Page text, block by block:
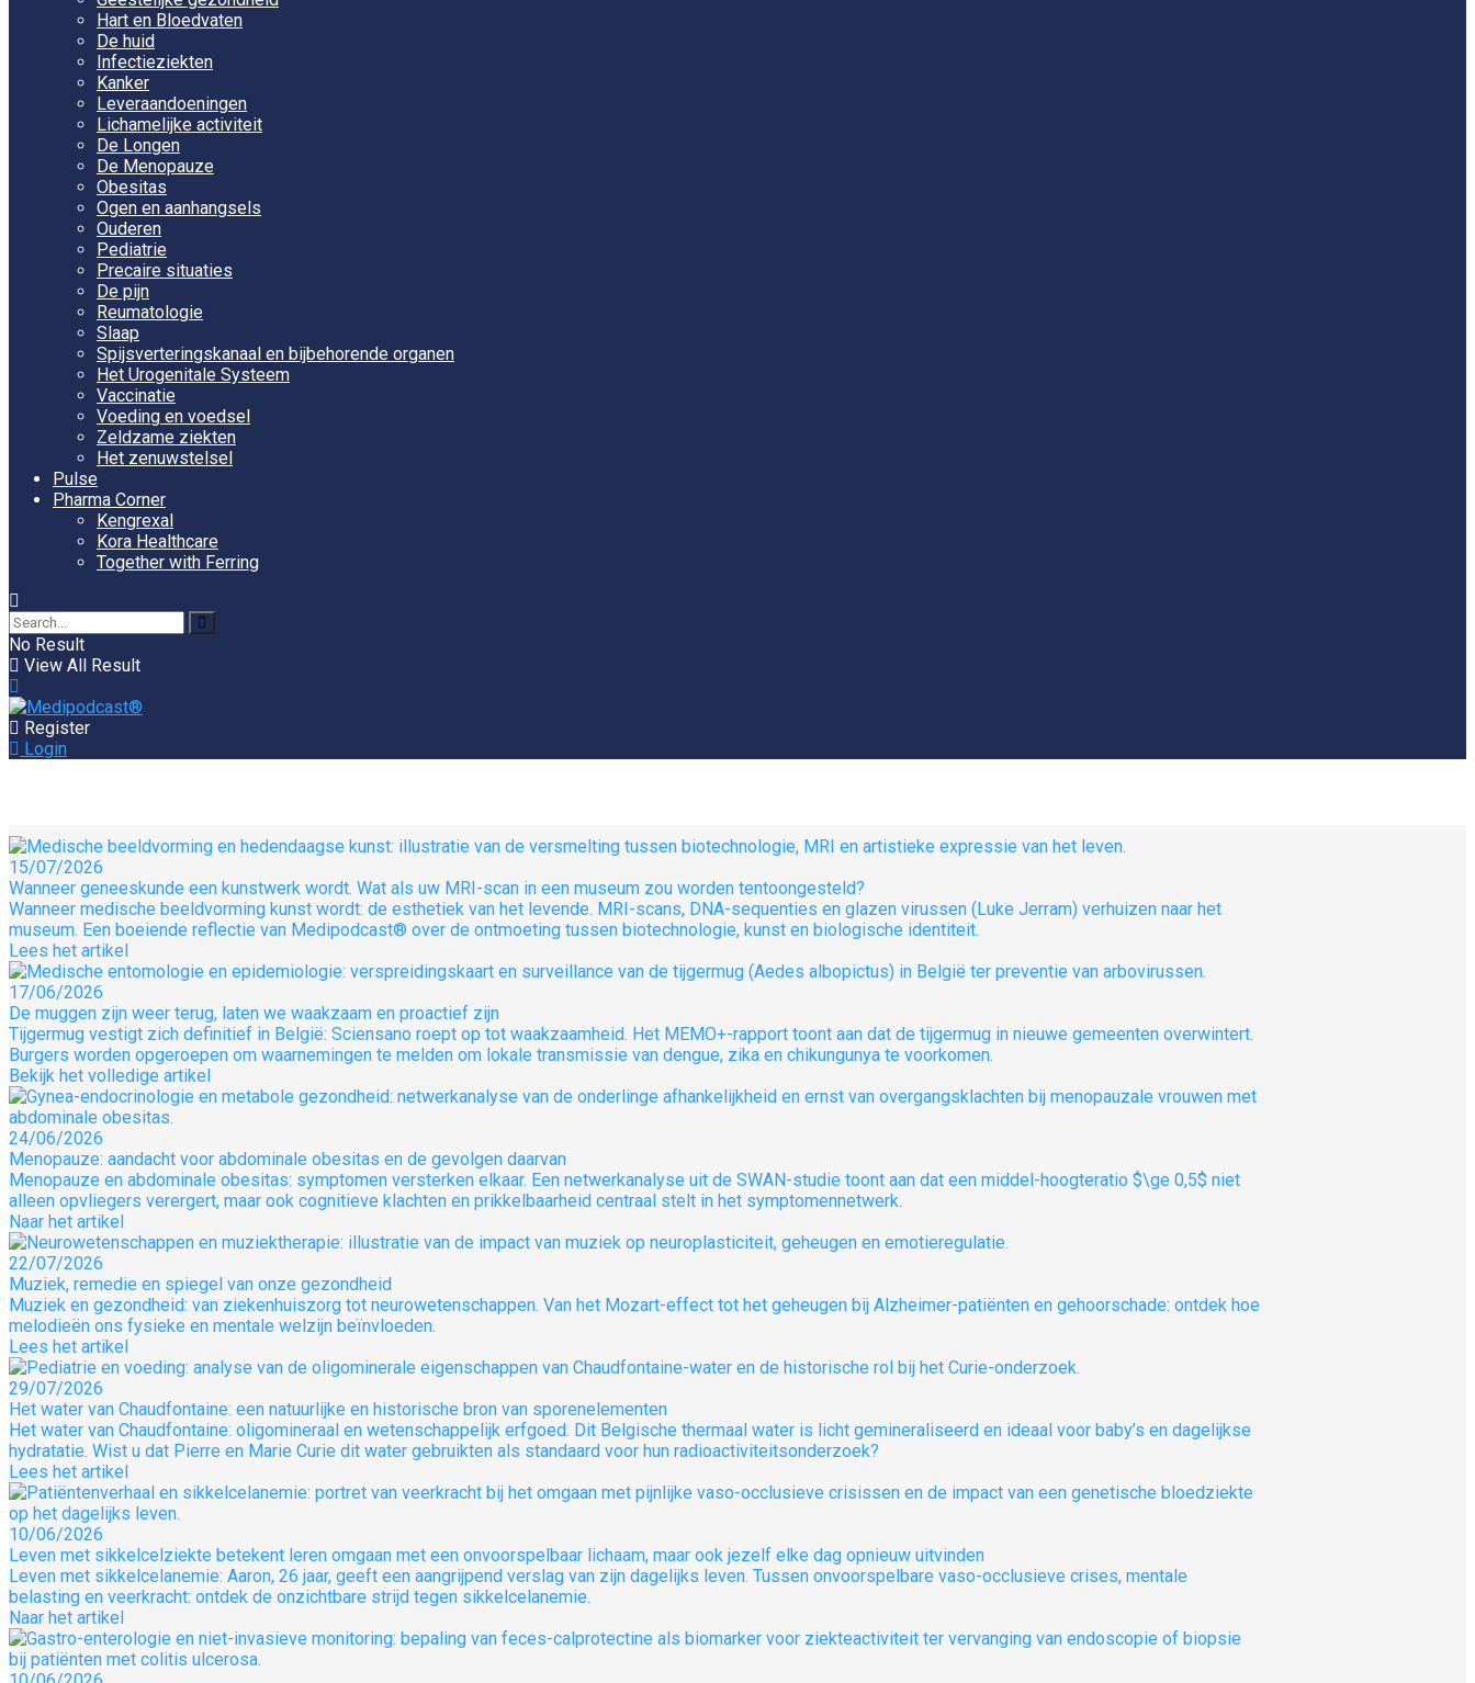
Hart en Bloedvaten
De huid
Infectieziekten
Kanker
Leveraandoeningen
Lichamelijke activiteit
De Longen
De Menopauze
Obesitas
Ogen en aanhangsels
Ouderen
Pediatrie
Precaire situaties
De pijn
Reumatologie
Slaap
Spijsverteringskanaal en bijbehorende organen
Het Urogenitale Systeem
Vaccinatie
Voeding en voedsel
Zeldzame ziekten
Het zenuwstelsel
Pulse
Pharma Corner
Kengrexal
Kora Healthcare
Together with Ferring
No Result
View All Result
Register
Login
15/07/2026
Wanneer geneeskunde een kunstwerk wordt. Wat als uw MRI-scan in een museum zou worden tentoongesteld?
Wanneer medische beeldvorming kunst wordt: de esthetiek van het levende. MRI-scans, DNA-sequenties en glazen virussen (Luke Jerram) verhuizen naar het
museum. Een boeiende reflectie van Medipodcast® over de ontmoeting tussen biotechnologie, kunst en biologische identiteit.
Lees het artikel
17/06/2026
De muggen zijn weer terug, laten we waakzaam en proactief zijn
Tijgermug vestigt zich definitief in België: Sciensano roept op tot waakzaamheid. Het MEMO+-rapport toont aan dat de tijgermug in nieuwe gemeenten overwintert.
Burgers worden opgeroepen om waarnemingen te melden om lokale transmissie van dengue, zika en chikungunya te voorkomen.
Bekijk het volledige artikel
24/06/2026
Menopauze: aandacht voor abdominale obesitas en de gevolgen daarvan
Menopauze en abdominale obesitas: symptomen versterken elkaar. Een netwerkanalyse uit de SWAN-studie toont aan dat een middel-hoogteratio $\ge 0,5$ niet
alleen opvliegers verergert, maar ook cognitieve klachten en prikkelbaarheid centraal stelt in het symptomennetwerk.
Naar het artikel
22/07/2026
Muziek, remedie en spiegel van onze gezondheid
Muziek en gezondheid: van ziekenhuiszorg tot neurowetenschappen. Van het Mozart-effect tot het geheugen bij Alzheimer-patiënten en gehoorschade: ontdek hoe
melodieën ons fysieke en mentale welzijn beïnvloeden.
Lees het artikel
29/07/2026
Het water van Chaudfontaine: een natuurlijke en historische bron van sporenelementen
Het water van Chaudfontaine: oligomineraal en wetenschappelijk erfgoed. Dit Belgische thermaal water is licht gemineraliseerd en ideaal voor baby’s en dagelijkse
hydratatie. Wist u dat Pierre en Marie Curie dit water gebruikten als standaard voor hun radioactiviteitsonderzoek?
Lees het artikel
10/06/2026
Leven met sikkelcelziekte betekent leren omgaan met een onvoorspelbaar lichaam, maar ook jezelf elke dag opnieuw uitvinden
Leven met sikkelcelanemie: Aaron, 26 jaar, geeft een aangrijpend verslag van zijn dagelijks leven. Tussen onvoorspelbare vaso-occlusieve crises, mentale
belasting en veerkracht: ontdek de onzichtbare strijd tegen sikkelcelanemie.
Naar het artikel